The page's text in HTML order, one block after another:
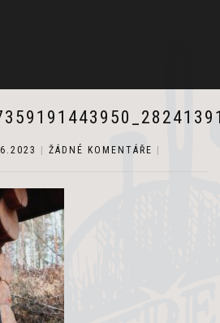
ŽÁDNÉ KOMENTÁŘE